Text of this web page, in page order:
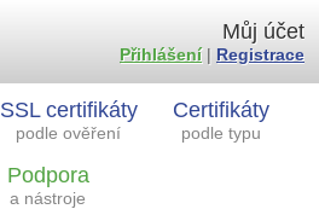
SSL certifikáty
podle ověření
Certifikáty
podle typu
Podpora
a nástroje
Můj účet
Přihlášení| Registrace